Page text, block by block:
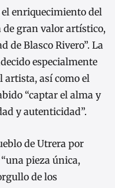
enriquecimiento del
gran valor artístico,
de Blasco Rivero”. La
especialmente
artista, así como el
“captar el alma y
y autenticidad”.
de Utrera por
pieza única,
de los